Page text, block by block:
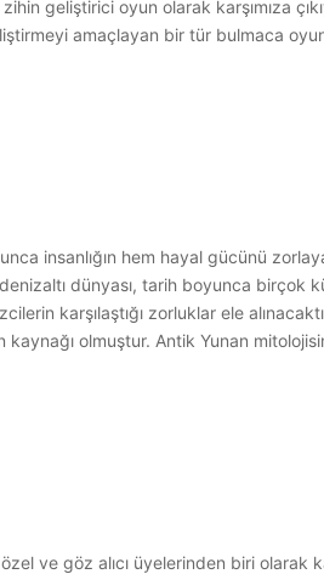
geliştirici oyun olarak karşımıza
amaçlayan bir tür bulmaca
insanlığın hem hayal gücünü
dünyası, tarih boyunca
karşılaştığı zorluklar ele
olmuştur. Antik Yunan
ve göz alıcı üyelerinden biri olarak